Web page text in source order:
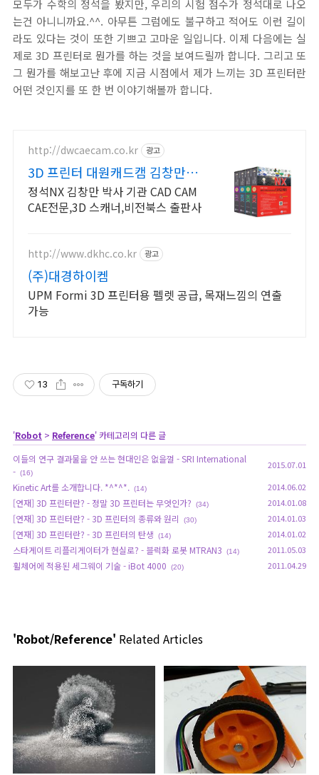
모두가 수학의 정석을 봤지만, 우리의 시험 점수가 정석대로 나오
는건 아니니까요.^^. 아무튼 그럼에도 불구하고 적어도 이런 길이
라도 있다는 것이 또한 기쁘고 고마운 일입니다. 이제 다음에는 실
제로 3D 프린터로 뭔가를 하는 것을 보여드릴까 합니다. 그리고 또
그 뭔가를 해보고난 후에 지금 시점에서 제가 느끼는 3D 프린터란
어떤 것인지를 또 한 번 이야기해볼까 합니다.
http://dwcaecam.co.kr 광고
3D 프린터 대원캐드캠 김창만박
사 NX 총4권출판
정석NX 김창만 박사 기관 CAD CAM
CAE전문,3D 스캐너,비전북스 출판사
http://www.dkhc.co.kr 광고
(주)대경하이켐
UPM Formi 3D 프린터용 펠렛 공급, 목재느낌의 연출
가능
13 구독하기
'Robot > Reference' 카테고리의 다른 글
이들의 연구 결과물을 안 쓰는 현대인은 없을껄 - SRI International
- (16)
2015.07.01
Kinetic Art를 소개합니다. *^*^*. (14) 2014.06.02
[연재] 3D 프린터란? - 정말 3D 프린터는 무엇인가? (34) 2014.01.08
[연재] 3D 프린터란? - 3D 프린터의 종류와 원리 (30) 2014.01.03
[연재] 3D 프린터란? - 3D 프린터의 탄생 (14) 2014.01.02
스타게이트 리플리게이터가 현실로? - 블럭화 로봇 MTRAN3 (14) 2011.05.03
휠체어에 적용된 세그웨이 기술 - iBot 4000 (20) 2011.04.29
'Robot/Reference' Related Articles